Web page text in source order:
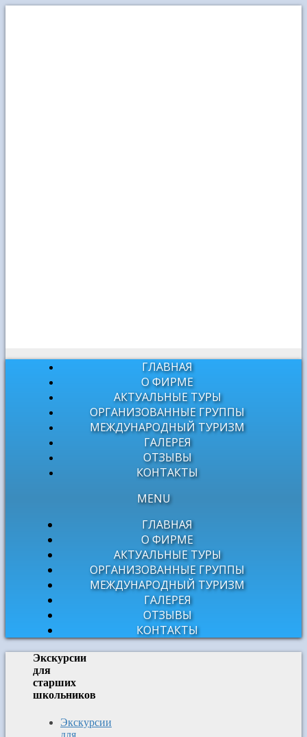
ГЛАВНАЯ
О ФИРМЕ
АКТУАЛЬНЫЕ ТУРЫ
ОРГАНИЗОВАННЫЕ ГРУППЫ
МЕЖДУНАРОДНЫЙ ТУРИЗМ
ГАЛЕРЕЯ
ОТЗЫВЫ
КОНТАКТЫ
MENU
ГЛАВНАЯ
О ФИРМЕ
АКТУАЛЬНЫЕ ТУРЫ
ОРГАНИЗОВАННЫЕ ГРУППЫ
МЕЖДУНАРОДНЫЙ ТУРИЗМ
ГАЛЕРЕЯ
ОТЗЫВЫ
КОНТАКТЫ
Экскурсии
для
старших
школьников
Экскурсии
для